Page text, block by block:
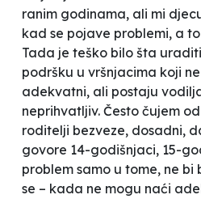
ranim godinama, ali mi
kad se pojave problemi, a
Tada je teško bilo šta
podršku u vršnjacima koji
adekvatni, ali postaju
neprihvatljiv. Često čujem
roditelji bezveze, dosadni,
govore 14-godišnjaci, 15-
problem samo u tome, ne
se – kada ne mogu naći